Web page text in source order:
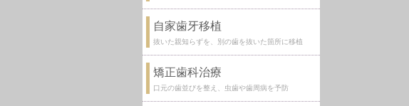
自家歯牙移植
抜いた親知らずを、別の歯を抜いた箇所に移植
矯正歯科治療
口元の歯並びを整え、虫歯や歯周病を予防